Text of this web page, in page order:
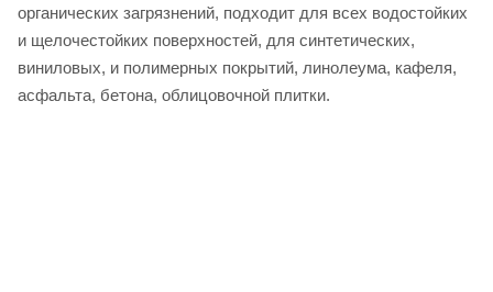
органических загрязнений, подходит для всех водостойких
и щелочестойких поверхностей, для синтетических,
виниловых, и полимерных покрытий, линолеума, кафеля,
асфальта, бетона, облицовочной плитки.